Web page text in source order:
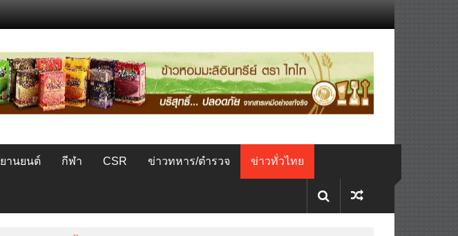
ยานยนต์ กีฬา CSR ข่าวทหาร/ตำรวจ ข่าวทั่วไทย